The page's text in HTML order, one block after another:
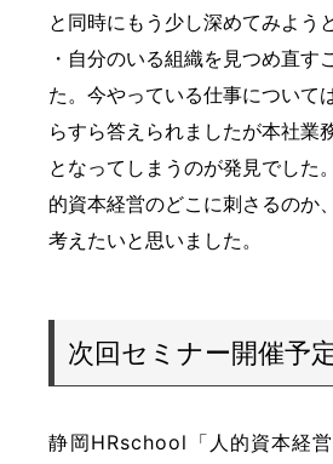
と同時にもう少し深めてみよう
・自分のいる組織を見つめ直す
た。今やっている仕事について
らすら答えられましたが本社業
となってしまうのが発見でした
的資本経営のどこに刺さるのか
考えたいと思いました。
次回セミナー開催予
静岡HRschool「人的資本経営